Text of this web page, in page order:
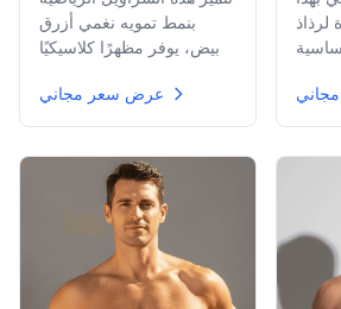
بنمط تمويه نغمي أزرق
وأبيض، يوفر مظهرًا كلاسيكيًا
للسباحة أو رياضات الشاطئ،
تقنية التسمير مبنية
عرض سعر مجاني
لرذاذ